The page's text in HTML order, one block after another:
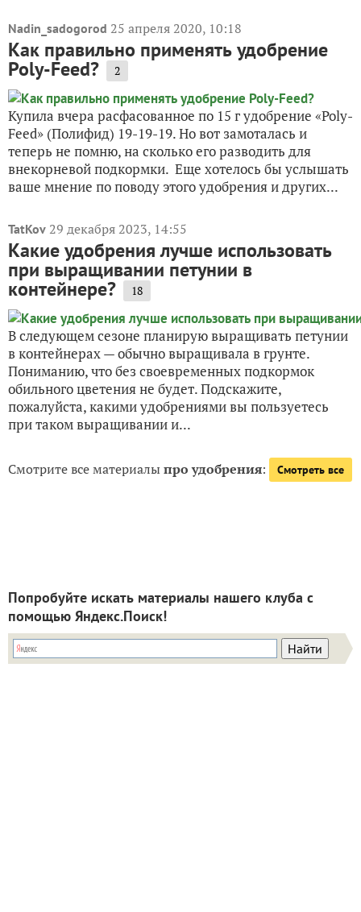
Nadin_sadogorod 25 апреля 2020, 10:18
Как правильно применять удобрение
Poly-Feed? 2
Купила вчера расфасованное по 15 г удобрение «Poly-
Feed» (Полифид) 19-19-19. Но вот замоталась и
теперь не помню, на сколько его разводить для
внекорневой подкормки. Еще хотелось бы услышать
ваше мнение по поводу этого удобрения и других...
TatKov 29 декабря 2023, 14:55
Какие удобрения лучше использовать
при выращивании петунии в
контейнере? 18
В следующем сезоне планирую выращивать петунии
в контейнерах — обычно выращивала в грунте.
Пониманию, что без своевременных подкормок
обильного цветения не будет. Подскажите,
пожалуйста, какими удобрениями вы пользуетесь
при таком выращивании и...
Смотрите все материалыпро удобрения: Смотреть все
Попробуйте искать материалы нашего клуба с
помощью Яндекс.Поиск!